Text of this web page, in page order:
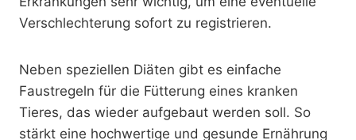
Verschlechterung sofort zu registrieren.
Neben speziellen Diäten gibt es einfache
Faustregeln für die Fütterung eines kranken
Tieres, das wieder aufgebaut werden soll. So
stärkt eine hochwertige und gesunde Ernährung